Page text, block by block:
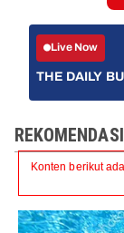
Live Now
THE DAILY